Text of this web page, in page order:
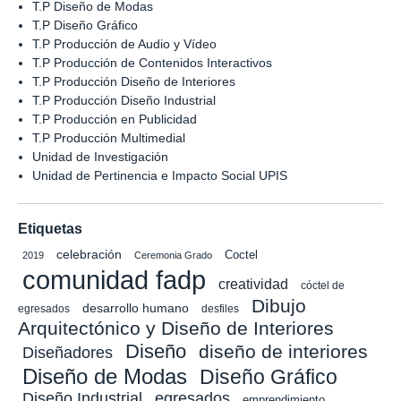
T.P Diseño de Modas
T.P Diseño Gráfico
T.P Producción de Audio y Vídeo
T.P Producción de Contenidos Interactivos
T.P Producción Diseño de Interiores
T.P Producción Diseño Industrial
T.P Producción en Publicidad
T.P Producción Multimedial
Unidad de Investigación
Unidad de Pertinencia e Impacto Social UPIS
Etiquetas
2019 celebración Ceremonia Grado Coctel
comunidad fadp creatividad
cóctel de
egresados
desarrollo humano desfiles
Dibujo
Arquitectónico y Diseño de Interiores
Diseñadores Diseño diseño de interiores
Diseño de Modas Diseño Gráfico